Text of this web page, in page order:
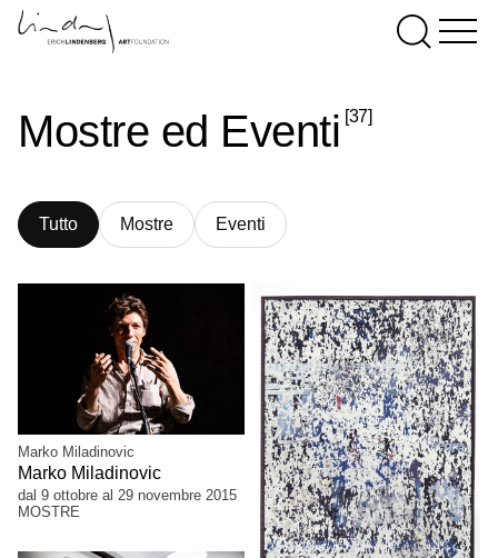
Mostre ed Eventi [37]
Tutto Mostre Eventi
Marko Miladinovic
Marko Miladinovic
dal 9 ottobre al 29 novembre 2015
MOSTRE